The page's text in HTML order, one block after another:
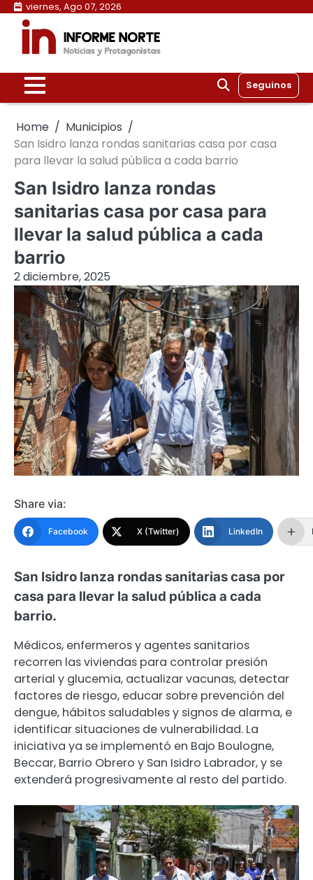
Skip
content
viernes, Ago 07, 2026
Seguinos
Home
Municipios
San Isidro lanza rondas sanitarias casa por casa
para llevar la salud pública a cada barrio
San Isidro lanza rondas
sanitarias casa por casa para
llevar la salud pública a cada
barrio
2 diciembre, 2025
Share via:
Facebook X (Twitter) LinkedIn
San Isidro lanza rondas sanitarias casa por
casa para llevar la salud pública a cada
barrio.
Médicos, enfermeros y agentes sanitarios
recorren las viviendas para controlar presión
arterial y glucemia, actualizar vacunas, detectar
factores de riesgo, educar sobre prevención del
dengue, hábitos saludables y signos de alarma, e
identificar situaciones de vulnerabilidad. La
iniciativa ya se implementó en Bajo Boulogne,
Beccar, Barrio Obrero y San Isidro Labrador, y se
extenderá progresivamente al resto del partido.